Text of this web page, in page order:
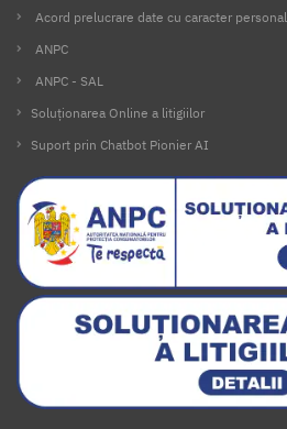
Acord prelucrare date cu caracter personal
ANPC
ANPC - SAL
Soluționarea Online a litigiilor
Suport prin Chatbot Pionier AI